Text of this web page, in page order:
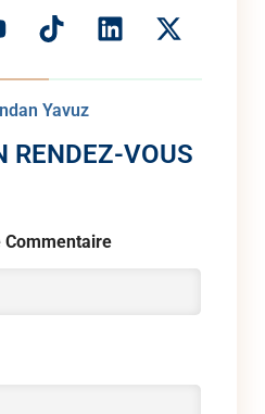
Yavuz
RENDEZ-VOUS
Commentaire